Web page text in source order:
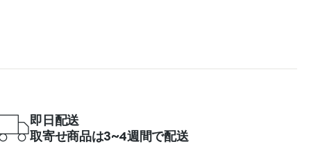
即日配送
取寄せ商品は3~4週間で配送